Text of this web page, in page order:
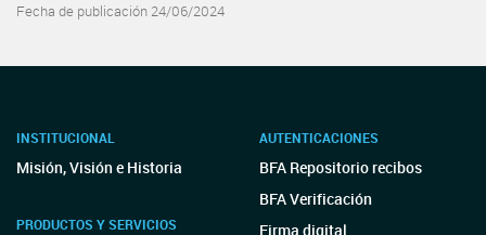
Fecha de publicación 24/06/2024
INSTITUCIONAL
Misión, Visión e Historia
PRODUCTOS Y SERVICIOS
AUTENTICACIONES
BFA Repositorio recibos
BFA Verificación
Firma digital